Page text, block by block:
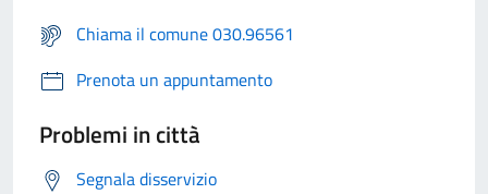
Chiama il comune 030.96561
Prenota un appuntamento
Problemi in città
Segnala disservizio